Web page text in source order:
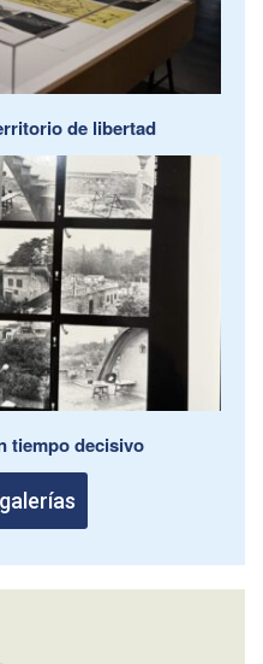
de libertad
tiempo decisivo